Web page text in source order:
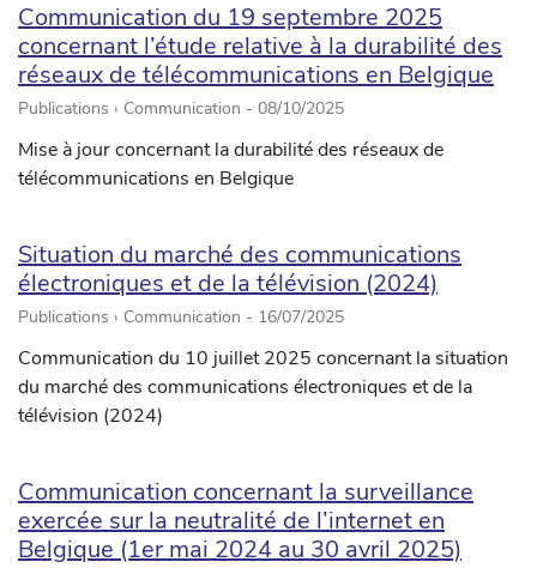
Communication du 19 septembre 2025
concernant l’étude relative à la durabilité des
réseaux de télécommunications en Belgique
Publications › Communication - 08/10/2025
Mise à jour concernant la durabilité des réseaux de
télécommunications en Belgique
Situation du marché des communications
électroniques et de la télévision (2024)
Publications › Communication - 16/07/2025
Communication du 10 juillet 2025 concernant la situation
du marché des communications électroniques et de la
télévision (2024)
Communication concernant la surveillance
exercée sur la neutralité de l’internet en
Belgique (1er mai 2024 au 30 avril 2025)